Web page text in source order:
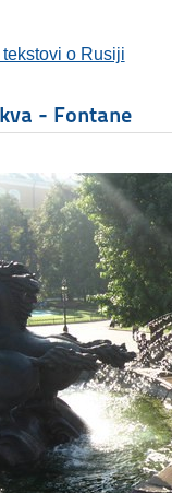
tekstovi o Rusiji
- Fontane